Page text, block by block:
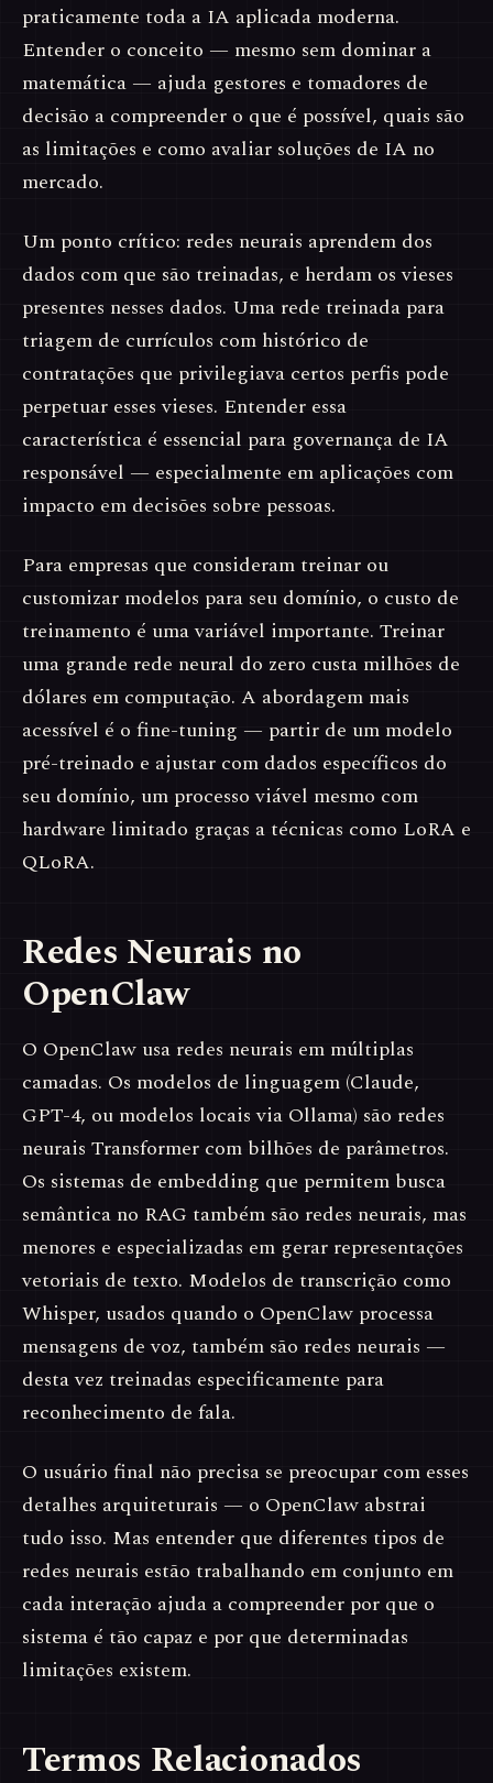
praticamente toda a IA aplicada moderna.
Entender o conceito — mesmo sem dominar a
matemática — ajuda gestores e tomadores de
decisão a compreender o que é possível, quais são
as limitações e como avaliar soluções de IA no
mercado.
Um ponto crítico: redes neurais aprendem dos
dados com que são treinadas, e herdam os vieses
presentes nesses dados. Uma rede treinada para
triagem de currículos com histórico de
contratações que privilegiava certos perfis pode
perpetuar esses vieses. Entender essa
característica é essencial para governança de IA
responsável — especialmente em aplicações com
impacto em decisões sobre pessoas.
Para empresas que consideram treinar ou
customizar modelos para seu domínio, o custo de
treinamento é uma variável importante. Treinar
uma grande rede neural do zero custa milhões de
dólares em computação. A abordagem mais
acessível é o fine-tuning — partir de um modelo
pré-treinado e ajustar com dados específicos do
seu domínio, um processo viável mesmo com
hardware limitado graças a técnicas como LoRA e
QLoRA.
Redes Neurais no
OpenClaw
O OpenClaw usa redes neurais em múltiplas
camadas. Os modelos de linguagem (Claude,
GPT-4, ou modelos locais via Ollama) são redes
neurais Transformer com bilhões de parâmetros.
Os sistemas de embedding que permitem busca
semântica no RAG também são redes neurais, mas
menores e especializadas em gerar representações
vetoriais de texto. Modelos de transcrição como
Whisper, usados quando o OpenClaw processa
mensagens de voz, também são redes neurais —
desta vez treinadas especificamente para
reconhecimento de fala.
O usuário final não precisa se preocupar com esses
detalhes arquiteturais — o OpenClaw abstrai
tudo isso. Mas entender que diferentes tipos de
redes neurais estão trabalhando em conjunto em
cada interação ajuda a compreender por que o
sistema é tão capaz e por que determinadas
limitações existem.
Termos Relacionados